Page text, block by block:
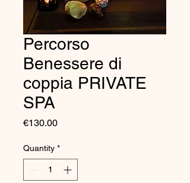
Percorso
Benessere di
coppia PRIVATE
SPA
€130.00Price
Quantity *